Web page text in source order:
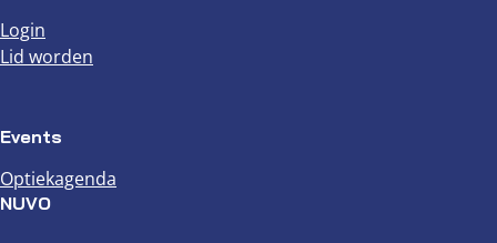
Login
Lid worden
Events
Optiekagenda
NUVO